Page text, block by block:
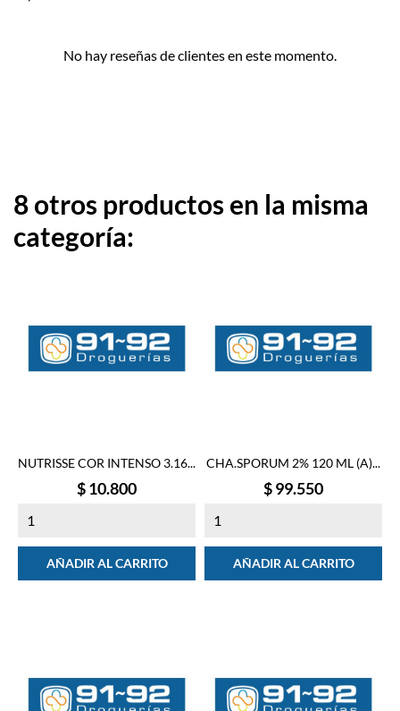
No hay reseñas de clientes en este momento.
8 otros productos en la misma
categoría:
NUTRISSE COR INTENSO 3.16...
Precio
$ 10.800
AÑADIR AL CARRITO
CHA.SPORUM 2% 120 ML (A)...
Precio
$ 99.550
AÑADIR AL CARRITO